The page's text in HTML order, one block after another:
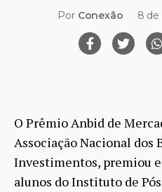
Por Conexão 8
O Prêmio Anbid de
Associação Nacional dos
Investimentos, premiou
alunos do Instituto de